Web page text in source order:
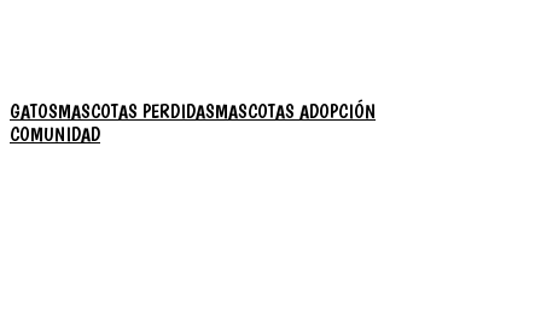
GATOSMASCOTAS PERDIDASMASCOTAS ADOPCIÓN
COMUNIDAD